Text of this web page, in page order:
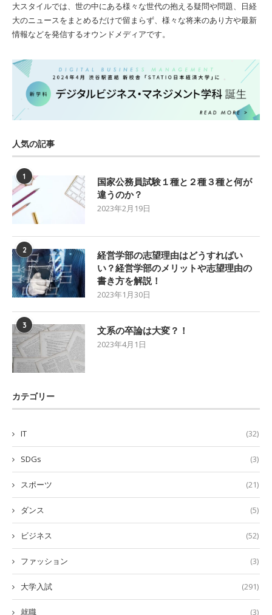
大スタイルでは、世の中にある様々な世代の抱える疑問や問題、日経
大のニュースをまとめるだけで留まらず、様々な将来のあり方や最新
情報などを発信するオウンドメディアです。
人気の記事
1
国家公務員試験１種と２種３種と何が
違うのか？
2023年2月19日
2
経営学部の志望理由はどうすればい
い？経営学部のメリットや志望理由の
書き方を解説！
2023年1月30日
3 文系の卒論は大変？！
2023年4月1日
カテゴリー
IT (32)
SDGs (3)
スポーツ (21)
ダンス (5)
ビジネス (52)
ファッション (3)
大学入試 (291)
就職 (3)